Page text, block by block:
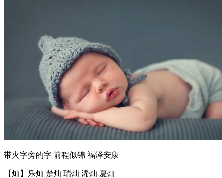
带火字旁的字 前程似锦 福泽安康
【灿】乐灿 楚灿 瑞灿 浠灿 夏灿